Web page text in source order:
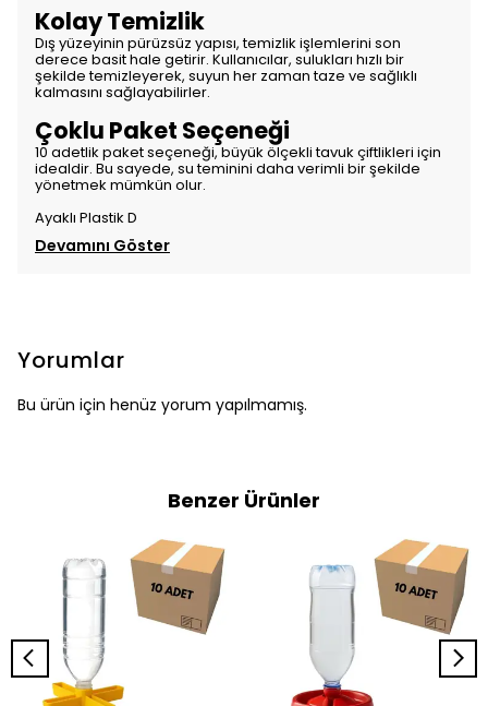
Kolay Temizlik
Dış yüzeyinin pürüzsüz yapısı, temizlik işlemlerini son
derece basit hale getirir. Kullanıcılar, sulukları hızlı bir
şekilde temizleyerek, suyun her zaman taze ve sağlıklı
kalmasını sağlayabilirler.
Çoklu Paket Seçeneği
10 adetlik paket seçeneği, büyük ölçekli tavuk çiftlikleri için
idealdir. Bu sayede, su teminini daha verimli bir şekilde
yönetmek mümkün olur.
Ayaklı Plastik D
Devamını Göster
Yorumlar
Bu ürün için henüz yorum yapılmamış.
Benzer Ürünler